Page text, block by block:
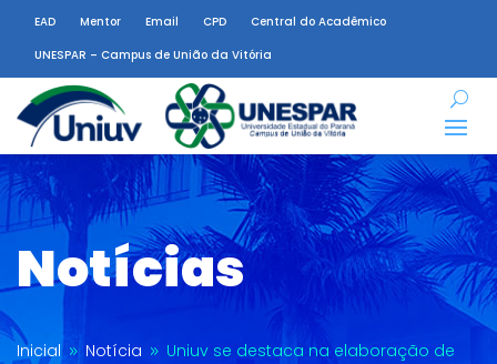
EAD Mentor Email CPD
Central do Acadêmico
UNESPAR – Campus de União da Vitória
Notícias
Inicial 9 Notícia 9 Uniuv se destaca na elaboração de